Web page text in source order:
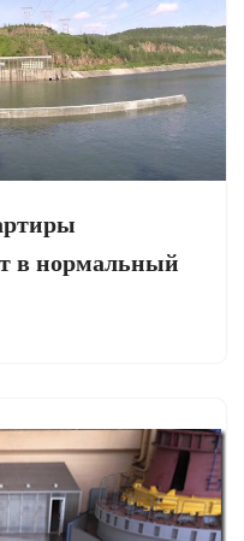
в нормальный